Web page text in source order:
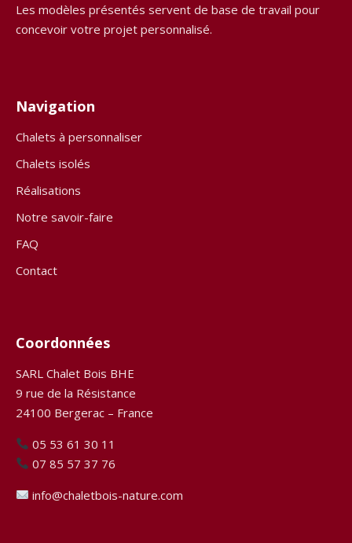
Les modèles présentés servent de base de travail pour
concevoir votre projet personnalisé.
Navigation
Chalets à personnaliser
Chalets isolés
Réalisations
Notre savoir-faire
FAQ
Contact
Coordonnées
SARL Chalet Bois BHE
9 rue de la Résistance
24100 Bergerac – France
05 53 61 30 11
07 85 57 37 76
info@chaletbois-nature.com